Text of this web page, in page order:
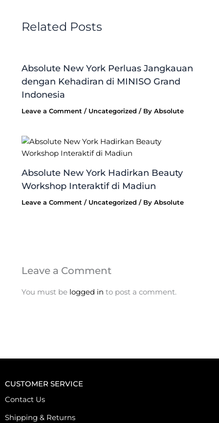
Related Posts
Absolute New York Perluas Jangkauan
dengan Kehadiran di MINISO Grand
Indonesia
Leave a Comment / Uncategorized / ByAbsolute
Absolute New York Hadirkan Beauty
Workshop Interaktif di Madiun
Leave a Comment / Uncategorized / ByAbsolute
Leave a Comment
You must be logged in to post a comment.
CUSTOMER SERVICE
Contact Us
Shipping & Returns